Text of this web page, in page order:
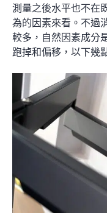
測量之後水平也不在
為的因素來看。不過
較多，自然因素成分
跑掉和偏移，以下幾